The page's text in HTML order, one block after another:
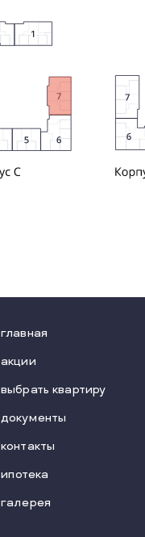
главная
акции
выбрать квартиру
документы
контакты
ипотека
галерея